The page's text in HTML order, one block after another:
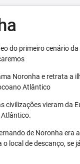
do primeiro cenário da
Noronha e retrata a
Atlântico
civilizações vieram da
de Noronha era
o local de descanço, se